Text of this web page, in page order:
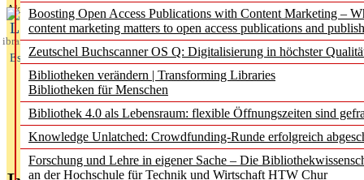
Boosting Open Access Publications with Content Marketing –
content marketing matters to open access publications and
Zeutschel Buchscanner OS Q: Digitalisierung in höchster
Bibliotheken verändern | Transforming Libraries
Bibliotheken für Menschen
Bibliothek 4.0 als Lebensraum: flexible Öffnungszeiten sind
Knowledge Unlatched: Crowdfunding-Runde erfolgreich
Forschung und Lehre in eigener Sache – Die
an der Hochschule für Technik und Wirtschaft HTW Chur
Aktuelles aus
L
ibrary
Essentials